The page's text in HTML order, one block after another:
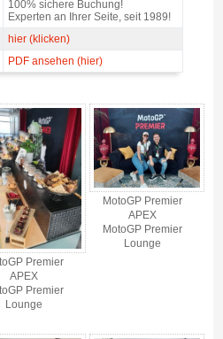
100% sichere Buchung!
Experten an Ihrer Seite, seit 1989!
hier (klicken)
PDF ansehen (hier)
- Gallerie 4
Premier
APEX
Premier
Lounge
MotoGP Premier
APEX
MotoGP Premier
Lounge